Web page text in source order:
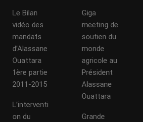
Le Bilan
vidéo des
mandats
d’Alassane
Ouattara
1ère partie
2011-2015
L’interventi
on du
Giga
meeting de
soutien du
monde
agricole au
Président
Alassane
Ouattara
Grande